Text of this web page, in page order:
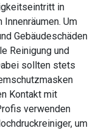
in
Um
Gebäudeschäden
Reinigung und
sollten stets
Kontakt mit
verwenden
um